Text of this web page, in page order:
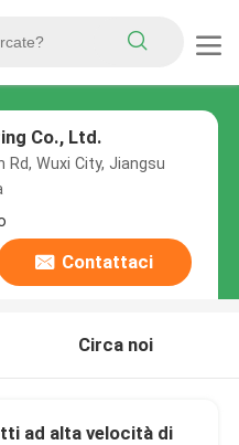
Co., Ltd.
Rd, Wuxi City, Jiangsu
Contattaci
Circa noi
ad alta velocità di